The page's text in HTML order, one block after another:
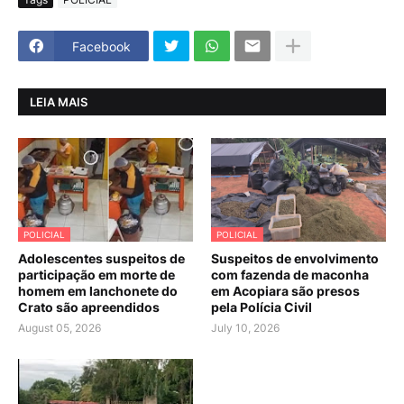
Facebook
LEIA MAIS
POLICIAL
Adolescentes suspeitos de
participação em morte de
homem em lanchonete do
Crato são apreendidos
August 05, 2026
POLICIAL
Suspeitos de envolvimento
com fazenda de maconha
em Acopiara são presos
pela Polícia Civil
July 10, 2026